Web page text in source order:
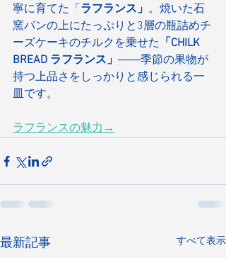
寧に育てた「 ラフランス」 。焼いた石
窯パンの上にたっぷりと3層の瓶詰めチ
ーズケーキのチルクを乗せた 「CHILK
BREAD ラフランス」 ――季節の果物が
持つ上品さをしっかりと感じられる一
皿です。
ラフランスの魅力→
最新記事 すべて表示